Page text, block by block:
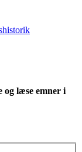
og læse emner i